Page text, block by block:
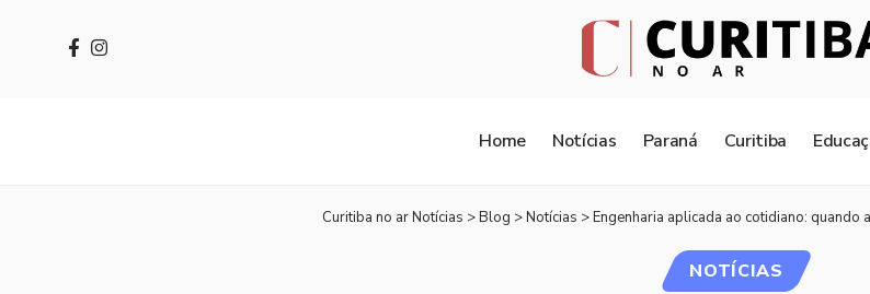
Home Notícias Paraná Curitiba
Curitiba no ar Notícias >Blog >Notícias >Engenharia aplicada ao cotidiano: quando
NOTÍCIAS